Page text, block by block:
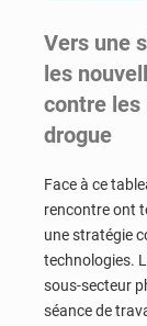
Vers une
les
contre
drogue
Face à ce
rencontre ont
une stratégie
technologies.
sous-secteur
séance de